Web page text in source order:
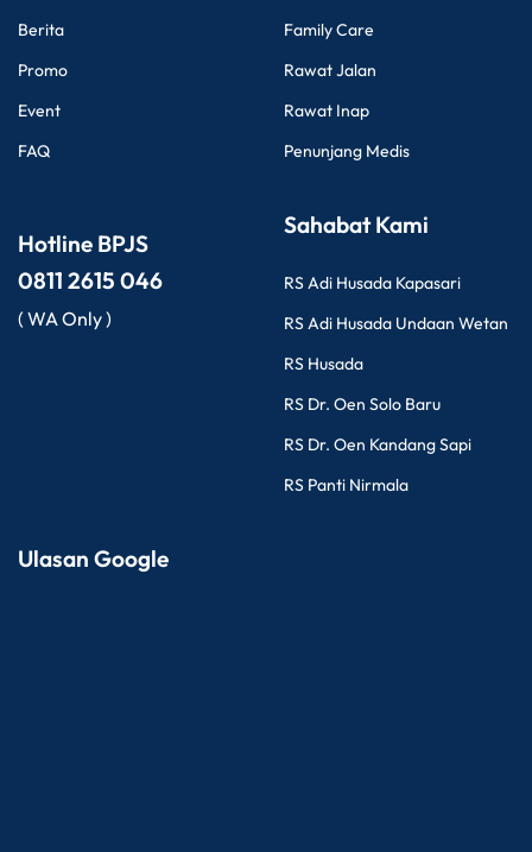
Berita
Promo
Event
FAQ
Family Care
Rawat Jalan
Rawat Inap
Penunjang Medis
Hotline BPJS
0811 2615 046
( WA Only )
Sahabat Kami
RS Adi Husada Kapasari
RS Adi Husada Undaan Wetan
RS Husada
RS Dr. Oen Solo Baru
RS Dr. Oen Kandang Sapi
RS Panti Nirmala
Ulasan Google